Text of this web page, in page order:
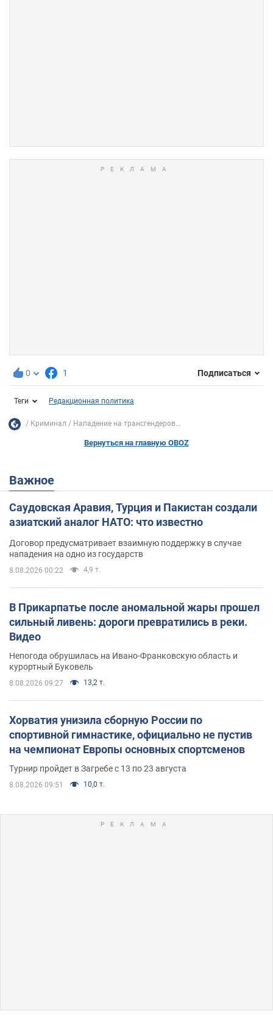
0 1 Подписаться
Теги Редакционная политика
Криминал Нападение на трансгендеров...
Вернуться на главную OBOZ
Важное
Саудовская Аравия, Турция и Пакистан создали
азиатский аналог НАТО: что известно
Договор предусматривает взаимную поддержку в случае
нападения на одно из государств
8.08.2026 00:22 4,9 т.
В Прикарпатье после аномальной жары прошел
сильный ливень: дороги превратились в реки.
Видео
Непогода обрушилась на Ивано-Франковскую область и
курортный Буковель
8.08.2026 09:27 13,2 т.
Хорватия унизила сборную России по
спортивной гимнастике, официально не пустив
на чемпионат Европы основных спортсменов
Турнир пройдет в Загребе с 13 по 23 августа
8.08.2026 09:51 10,0 т.